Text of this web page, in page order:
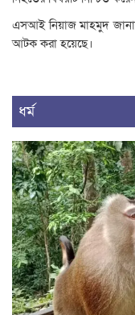
এসআই নিয়াজ মাহমুদ
আটক করা হয়েছে।
ধর্ম